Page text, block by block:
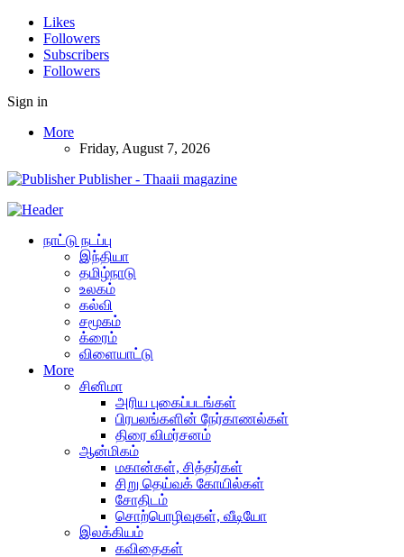
Likes
Followers
Subscribers
Followers
Sign in
More
Friday, August 7, 2026
Publisher - Thaaii magazine
நாட்டு நடப்பு
இந்தியா
தமிழ்நாடு
உலகம்
கல்வி
சமூகம்
க்ரைம்
விளையாட்டு
More
சினிமா
அரிய புகைப்படங்கள்
பிரபலங்களின் நேர்காணல்கள்
திரை விமர்சனம்
ஆன்மிகம்
மகான்கள், சித்தர்கள்
சிறு தெய்வக் கோயில்கள்
சோதிடம்
சொற்பொழிவுகள், வீடியோ
இலக்கியம்
கவிதைகள்